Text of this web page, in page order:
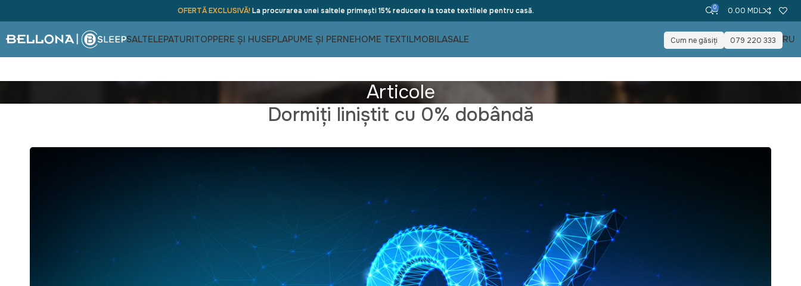
OFERTĂ EXCLUSIVĂ!La procurarea unei saltele primești 15% reducere la toate textilele pentru casă. 0 0.00 MDL
SALTELEPATURITOPPERE ȘI HUSEPLAPUME ȘI PERNEHOME TEXTILMOBILASALE Cum ne găsiți 079 220 333 RU
Articole
Dormiți liniștit cu 0% dobândă